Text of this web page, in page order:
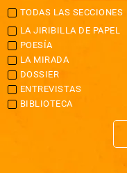
TODAS LAS SECCIONES
LA JIRIBILLA DE PAPEL
POESÍA
LA MIRADA
DOSSIER
ENTREVISTAS
BIBLIOTECA